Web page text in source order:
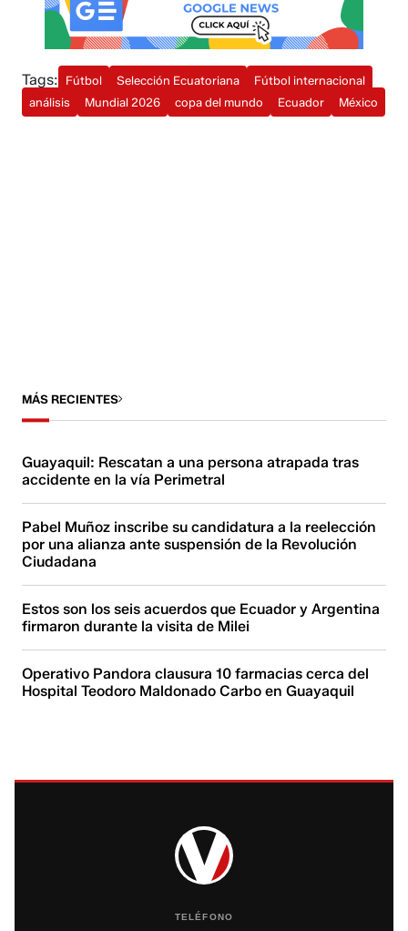
Tags: Fútbol Selección Ecuatoriana
Fútbol internacional
análisis
Mundial 2026 copa del mundo Ecuador México
MÁS RECIENTES
Guayaquil: Rescatan a una persona atrapada tras
accidente en la vía Perimetral
Pabel Muñoz inscribe su candidatura a la reelección
por una alianza ante suspensión de la Revolución
Ciudadana
Estos son los seis acuerdos que Ecuador y Argentina
firmaron durante la visita de Milei
Operativo Pandora clausura 10 farmacias cerca del
Hospital Teodoro Maldonado Carbo en Guayaquil
TELÉFONO